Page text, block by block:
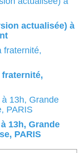
actualisée) à
fraternité,
13h, Grande
PARIS